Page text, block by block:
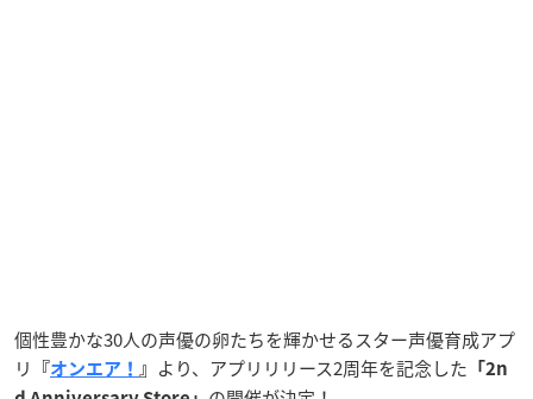
個性豊かな30人の声優の卵たちを輝かせるスター声優育成アプ
リ
『オンエア！ 』 より、アプリリリース2周年を記念した 「2n